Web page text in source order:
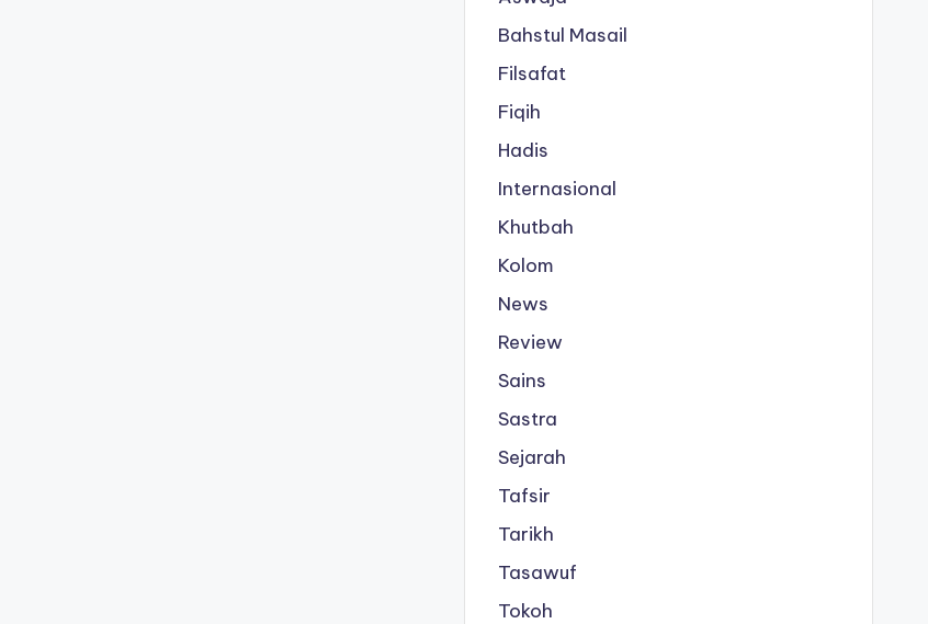
Bahstul Masail
Filsafat
Fiqih
Hadis
Internasional
Khutbah
Kolom
News
Review
Sains
Sastra
Sejarah
Tafsir
Tarikh
Tasawuf
Tokoh